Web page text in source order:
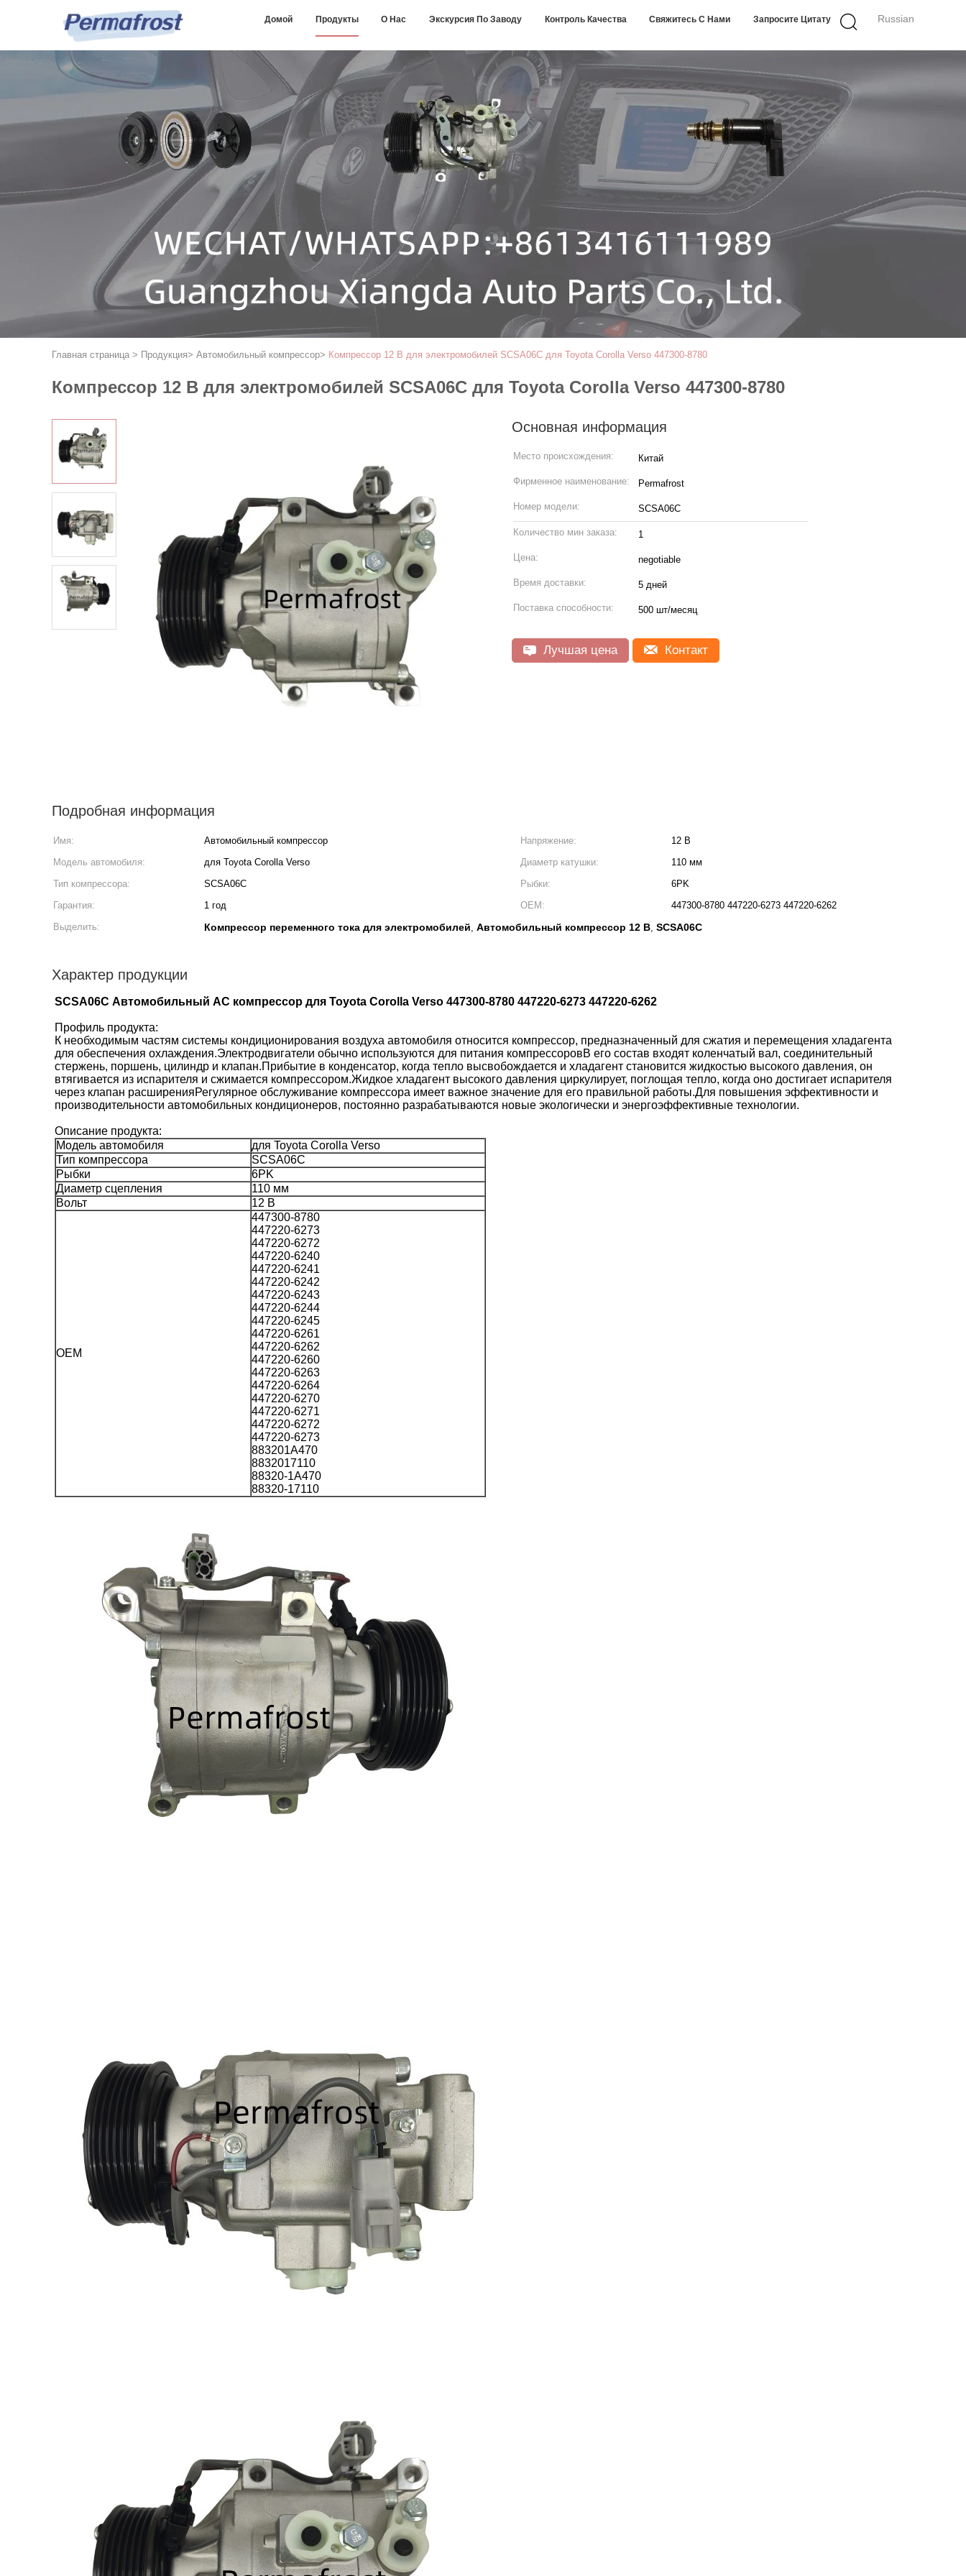
Russian
Домой Продукты О Нас Экскурсия По Заводу Контроль Качества Свяжитесь С Нами Запросите Цитату
Главная страница > Продукция> Автомобильный компрессор> Компрессор 12 В для электромобилей SCSA06C для Toyota Corolla Verso 447300-8780
Компрессор 12 В для электромобилей SCSA06C для Toyota Corolla Verso 447300-8780
Основная информация
Место происхождения: Китай
Фирменное наименование: Permafrost
Номер модели: SCSA06C
Количество мин заказа: 1
Цена: negotiable
Время доставки: 5 дней
Поставка способности: 500 шт/месяц
Лучшая цена Контакт
Подробная информация
Имя: Автомобильный компрессор Напряжение:
12 В
Модель автомобиля:
для Toyota Corolla Verso Диаметр катушки:
110 мм
Тип компрессора:
SCSA06C Рыбки:
6PK
Гарантия:
1 год OEM:
447300-8780 447220-6273 447220-6262
Выделить:
Компрессор переменного тока для электромобилей, Автомобильный компрессор 12 В, SCSA06C
Характер продукции
SCSA06C Автомобильный AC компрессор для Toyota Corolla Verso 447300-8780 447220-6273 447220-6262
Профиль продукта:
К необходимым частям системы кондиционирования воздуха автомобиля относится компрессор, предназначенный для сжатия и перемещения хладагента
для обеспечения охлаждения.Электродвигатели обычно используются для питания компрессоровВ его состав входят коленчатый вал, соединительный
стержень, поршень, цилиндр и клапан.Прибытие в конденсатор, когда тепло высвобождается и хладагент становится жидкостью высокого давления, он
втягивается из испарителя и сжимается компрессором.Жидкое хладагент высокого давления циркулирует, поглощая тепло, когда оно достигает испарителя
через клапан расширенияРегулярное обслуживание компрессора имеет важное значение для его правильной работы.Для повышения эффективности и
производительности автомобильных кондиционеров, постоянно разрабатываются новые экологически и энергоэффективные технологии.
Описание продукта:
Модель автомобиля
для Toyota Corolla Verso
Тип компрессора
SCSA06C
Рыбки
6PK
Диаметр сцепления
110 мм
Вольт
12 В
OEM
447300-8780
447220-6273
447220-6272
447220-6240
447220-6241
447220-6242
447220-6243
447220-6244
447220-6245
447220-6261
447220-6262
447220-6260
447220-6263
447220-6264
447220-6270
447220-6271
447220-6272
447220-6273
883201A470
8832017110
88320-1A470
88320-17110